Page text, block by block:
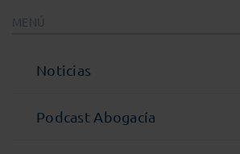
MENÚ
Noticias
Podcast Abogacía